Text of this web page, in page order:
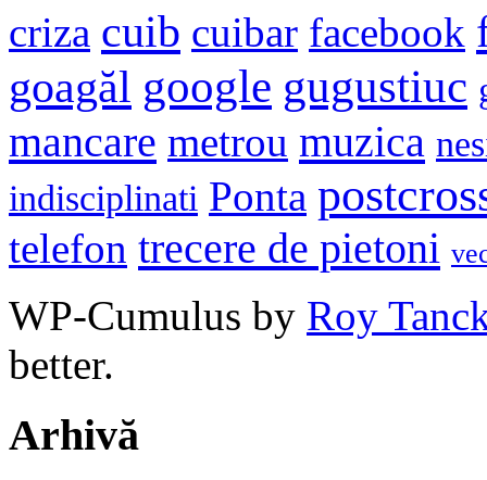
criza cuib cuibar facebook
goagăl google gugustiuc
mancare metrou muzica
indisciplinati Ponta
telefon trecere de pietoni
WP-Cumulus by Roy
better.
Arhivă